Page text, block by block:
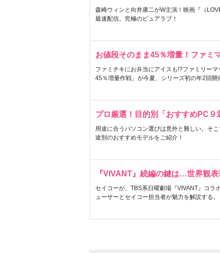
森崎ウィンと向井康二がW主演！映画『（
最速配信。究極のピュアラブ！
お値段そのまま45％増量！ファミ
ファミチキにお弁当にアイスも!?ファミリー
45％増量作戦」が今夏、シリーズ初の年2回開
プロ厳選！目的別「おすすめPC９
用途に合うパソコン選びは意外と難しい。そ
途別のおすすめモデルをご紹介！
『VIVANT』続編の鍵は…世界観
セイコーが、TBS系日曜劇場『VIVANT』コラ
ューサーとセイコー担当者が魅力を解説する。